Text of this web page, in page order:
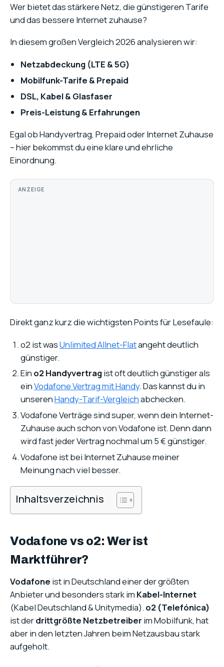
Wer bietet das stärkere Netz, die günstigeren Tarife
und das bessere Internet zuhause?
In diesem großen Vergleich 2026 analysieren wir:
Netzabdeckung (LTE & 5G)
Mobilfunk-Tarife & Prepaid
DSL, Kabel & Glasfaser
Preis-Leistung & Erfahrungen
Egal ob Handyvertrag, Prepaid oder Internet Zuhause
– hier bekommst du eine klare und ehrliche
Einordnung.
ANZEIGE
Direkt ganz kurz die wichtigsten Points für Lesefaule:
o2 ist wasUnlimited Allnet-Flatangeht deutlich
günstiger.
Ein o2 Handyvertragist oft deutlich günstiger als
einVodafone Vertrag mit Handy. Das kannst du in
unserenHandy-Tarif-Vergleichabchecken.
Vodafone Verträge sind super, wenn dein Internet-
Zuhause auch schon von Vodafone ist. Denn dann
wird fast jeder Vertrag nochmal um 5 € günstiger.
Vodafone ist bei Internet Zuhause meiner
Meinung nach viel besser.
Inhaltsverzeichnis
Vodafone vs o2: Wer ist
Marktführer?
Vodafone ist in Deutschland einer der größten
Anbieter und besonders stark im Kabel-Internet
(Kabel Deutschland & Unitymedia). o2 (Telefónica)
ist derdrittgrößte Netzbetreiber im Mobilfunk, hat
aber in den letzten Jahren beim Netzausbau stark
aufgeholt.